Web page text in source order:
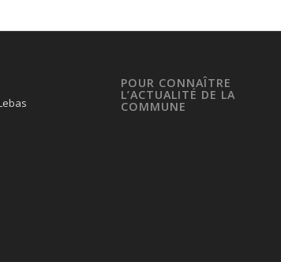
POUR CONNAÎTRE
L’ACTUALITÉ DE LA
COMMUNE